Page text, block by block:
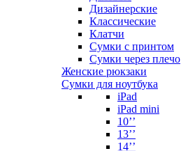
Дизайнерские
Классические
Клатчи
Сумки с принтом
Сумки через плечо
Женские рюкзаки
Сумки для ноутбука
iPad
iPad mini
10’’
13’’
14’’